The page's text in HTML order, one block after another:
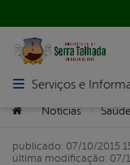
Abrir menu
Serviços e
Você está aqui:
Notícias Saúde
publicado: 07/10/2015
última modificação: 07/